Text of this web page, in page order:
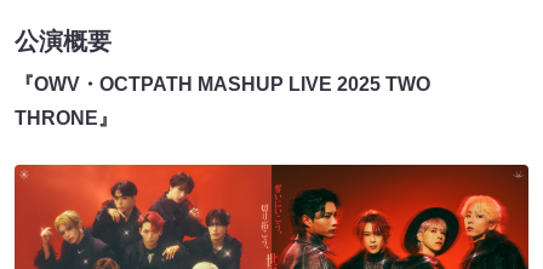
公演概要
『OWV・OCTPATH MASHUP LIVE 2025 TWO
THRONE』